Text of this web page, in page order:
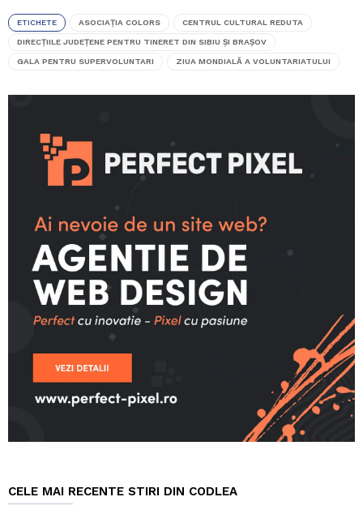
ETICHETE ASOCIAȚIA COLORS CENTRUL CULTURAL REDUTA
DIRECȚIILE JUDEȚENE PENTRU TINERET DIN SIBIU ȘI BRAȘOV
GALA PENTRU SUPERVOLUNTARI ZIUA MONDIALĂ A VOLUNTARIATULUI
CELE MAI RECENTE STIRI DIN CODLEA